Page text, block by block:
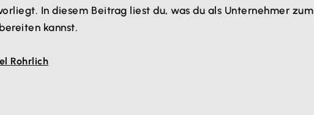
In diesem Beitrag liest du, was du als Unternehmer
kannst.
Rohrlich